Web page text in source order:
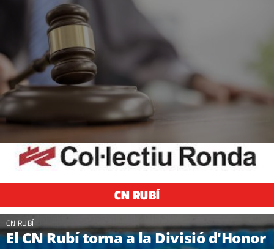
CN RUBÍ
CN RUBÍ
El CN Rubí torna a la Divisió d'Honor